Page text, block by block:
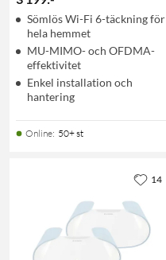
Sömlös Wi-Fi 6-täckning för
hela hemmet
MU-MIMO- och OFDMA-
effektivitet
Enkel installation och
hantering
Online: 50+ st
14